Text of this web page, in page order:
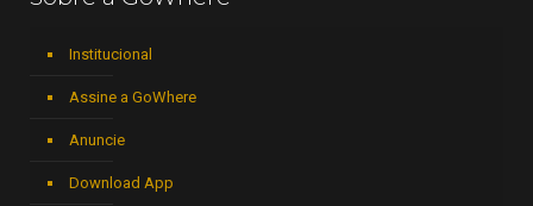
Institucional
Assine a GoWhere
Anuncie
Download App